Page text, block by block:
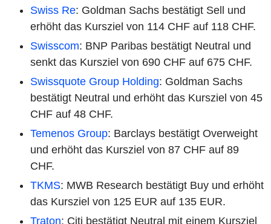
Swiss Re: Goldman Sachs bestätigt Sell und
erhöht das Kursziel von 114 CHF auf 118 CHF.
Swisscom: BNP Paribas bestätigt Neutral und
senkt das Kursziel von 690 CHF auf 675 CHF.
Swissquote Group Holding: Goldman Sachs
bestätigt Neutral und erhöht das Kursziel von 45
CHF auf 48 CHF.
Temenos Group: Barclays bestätigt Overweight
und erhöht das Kursziel von 87 CHF auf 89
CHF.
TKMS: MWB Research bestätigt Buy und erhöht
das Kursziel von 125 EUR auf 135 EUR.
Traton: Citi bestätigt Neutral mit einem Kursziel